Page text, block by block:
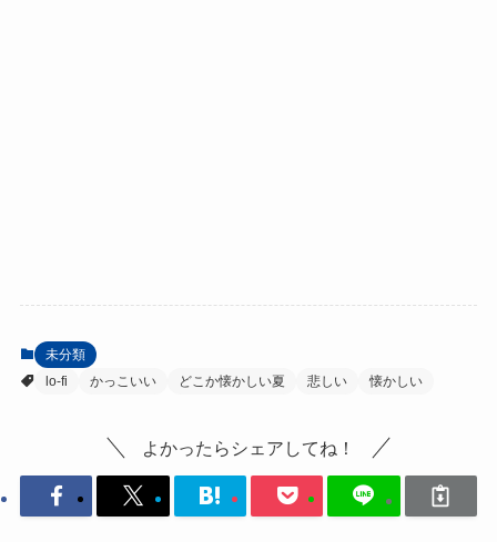
未分類
lo-fi
かっこいい どこか懐かしい夏 悲しい 懐かしい
よかったらシェアしてね！